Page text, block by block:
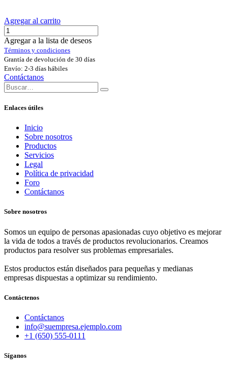
Agregar al carrito
Agregar a la lista de deseos
Términos y condiciones
Grantía de devolución de 30 días
Envío: 2-3 días hábiles
Contáctanos
Enlaces útiles
Inicio
Sobre nosotros
Productos
Servicios
Legal
Política de privacidad
Foro
Contáctanos
Sobre nosotros
Somos un equipo de personas apasionadas cuyo objetivo es mejorar
la vida de todos a través de productos revolucionarios. Creamos
productos para resolver sus problemas empresariales.
Estos productos están diseñados para pequeñas y medianas
empresas dispuestas a optimizar su rendimiento.
Contáctenos
Contáctanos
info@suempresa.ejemplo.com
+1 (650) 555-0111
Síganos